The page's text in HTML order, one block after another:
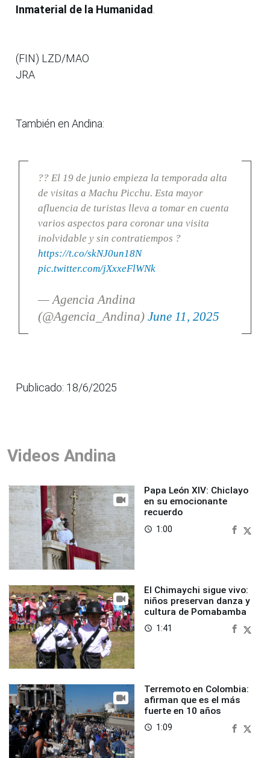
Inmaterial de la Humanidad
(FIN) LZD/MAO
JRA
También en Andina:
?? El 19 de junio empieza la temporada alta
de visitas a Machu Picchu. Esta mayor
afluencia de turistas lleva a tomar en cuenta
varios aspectos para coronar una visita
inolvidable y sin contratiempos ?
https://t.co/skNJ0un18N
pic.twitter.com/jXxxeFlWNk
— Agencia Andina
(@Agencia_Andina) June 11, 2025
Publicado: 18/6/2025
Videos Andina
Papa León XIV: Chiclayo
en su emocionante
recuerdo
access_time 1:00
El Chimaychi sigue vivo:
niños preservan danza y
cultura de Pomabamba
access_time 1:41
Terremoto en Colombia:
afirman que es el más
fuerte en 10 años
access_time 1:09